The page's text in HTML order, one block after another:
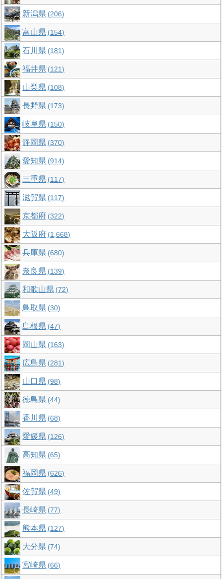
新潟県 206
富山県 154
石川県 181
福井県 121
山梨県 108
長野県 173
岐阜県 150
静岡県 370
愛知県 914
三重県 117
滋賀県 117
京都府 322
大阪府 1,668
兵庫県 680
奈良県 139
和歌山県 72
鳥取県 30
島根県 47
岡山県 163
広島県 281
山口県 98
徳島県 44
香川県 68
愛媛県 126
高知県 65
福岡県 626
佐賀県 49
長崎県 77
熊本県 127
大分県 74
宮崎県 66